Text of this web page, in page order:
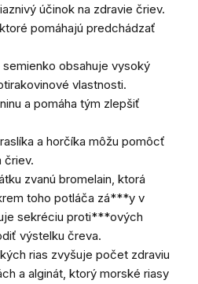
účinok na zdravie čriev.
pomáhajú predchádzať
obsahuje vysoký
vlastnosti.
a pomáha tým zlepšiť
a horčíka môžu pomôcť
čriev.
zvanú bromelain, ktorá
toho potláča zá***y v
sekréciu proti***ových
výstelku čreva.
rias zvyšuje počet zdraviu
a alginát, ktorý morské riasy